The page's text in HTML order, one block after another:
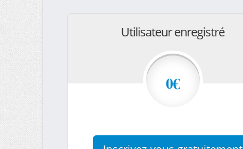
Utilisateur enregistré
0€